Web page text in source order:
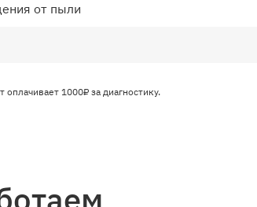
от пыли
оплачивает 1000₽ за диагностику.